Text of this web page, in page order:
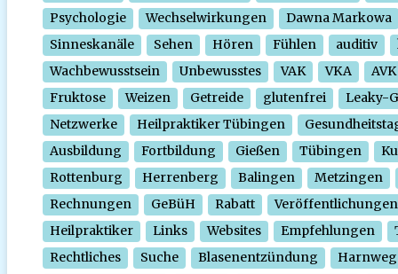
Psychologie
Wechselwirkungen
Dawna Markowa
Sinneskanäle
Sehen Hören Fühlen auditiv
Wachbewusstsein
Unbewusstes VAK VKA
AVK
Fruktose
Weizen Getreide glutenfrei
Leaky-
Netzwerke
Heilpraktiker Tübingen
Ausbildung
Fortbildung Gießen Tübingen
Rottenburg
Herrenberg Balingen
Metzingen
Rechnungen
GeBüH Rabatt
Veröffentlichungen
Heilpraktiker
Links Websites Empfehlungen
Rechtliches
Suche Blasenentzündung